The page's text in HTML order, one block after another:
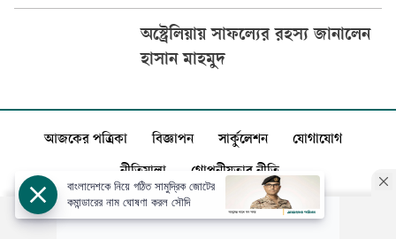
অস্ট্রেলিয়ায় সাফল্যের রহস্য জানালেন
হাসান মাহমুদ
আজকের পত্রিকা বিজ্ঞাপন সার্কুলেশন যোগাযোগ
নীতিমালা গোপনীয়তার নীতি
বাংলাদেশকে নিয়ে গঠিত সামুদ্রিক জোটের
কমান্ডারের নাম ঘোষণা করল সৌদি